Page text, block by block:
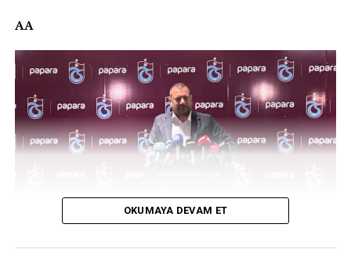
AA
OKUMAYA DEVAM ET